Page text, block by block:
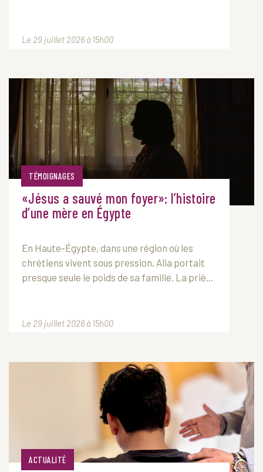
Le 29 juillet 2026 à 15h00
TÉMOIGNAGES
«Jésus a sauvé mon foyer»: l’histoire
d’une mère en Égypte
En Haute-Égypte, dans une région où les
chrétiens vivent sous pression, Alia portait
presque seule le poids de sa famille. La priè...
Le 29 juillet 2026 à 15h00
ACTUALITÉ